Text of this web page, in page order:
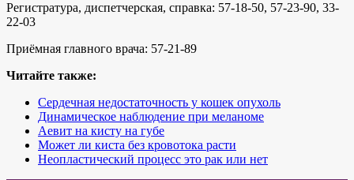
Регистратура, диспетчерская, справка: 57-18-50, 57-23-90, 33-
22-03
Приёмная главного врача: 57-21-89
Читайте также:
Сердечная недостаточность у кошек опухоль
Динамическое наблюдение при меланоме
Аевит на кисту на губе
Может ли киста без кровотока расти
Неопластический процесс это рак или нет